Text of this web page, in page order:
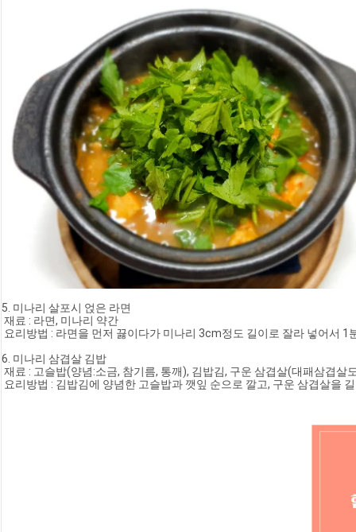
5. 미나리 살포시 얹은 라면
재료 : 라면, 미나리 약간
요리방법 : 라면을 먼저 끓이다가 미나리 3cm정도 길이로 잘라 넣어서 1
6. 미나리 삼겹살 김밥
재료 : 고슬밥(양념:소금, 참기름, 통깨), 김밥김, 구운 삼겹살(대패삼겹살
요리방법 : 김밥김에 양념한 고슬밥과 깻잎 순으로 깔고, 구운 삼겹살을